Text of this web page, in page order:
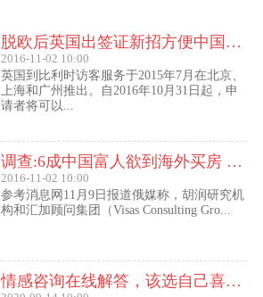
脱欧后英国出签证新招方便中国访客进入欧盟
2016-11-02 10:00
英国到比利时访客服务于2015年7月在北京、
上海和广州推出。自2016年10月31日起，申
请者将可以...
调查:6成中国富人欲到海外买房 最想移民去美国
2016-11-02 10:00
参考消息网11月9日报道俄媒称，胡润研究机
构和汇加顾问集团（Visas Consulting Gro...
情感咨询在线解答，该选自己喜欢的,还是喜欢自己的？